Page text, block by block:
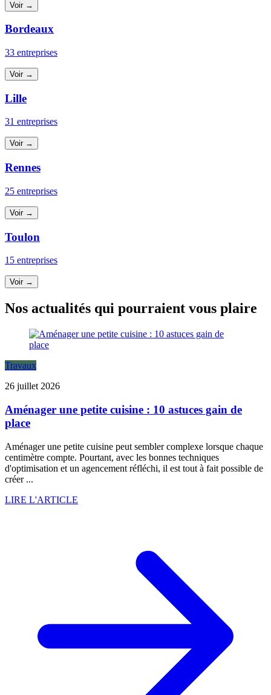
Voir →
Bordeaux
33 entreprises
Voir →
Lille
31 entreprises
Voir →
Rennes
25 entreprises
Voir →
Toulon
15 entreprises
Voir →
Nos actualités qui pourraient vous plaire
Travaux
26 juillet 2026
Aménager une petite cuisine : 10 astuces gain de
place
Aménager une petite cuisine peut sembler complexe lorsque chaque
centimètre compte. Pourtant, avec les bonnes techniques
d'optimisation et un agencement réfléchi, il est tout à fait possible de
créer ...
LIRE L'ARTICLE